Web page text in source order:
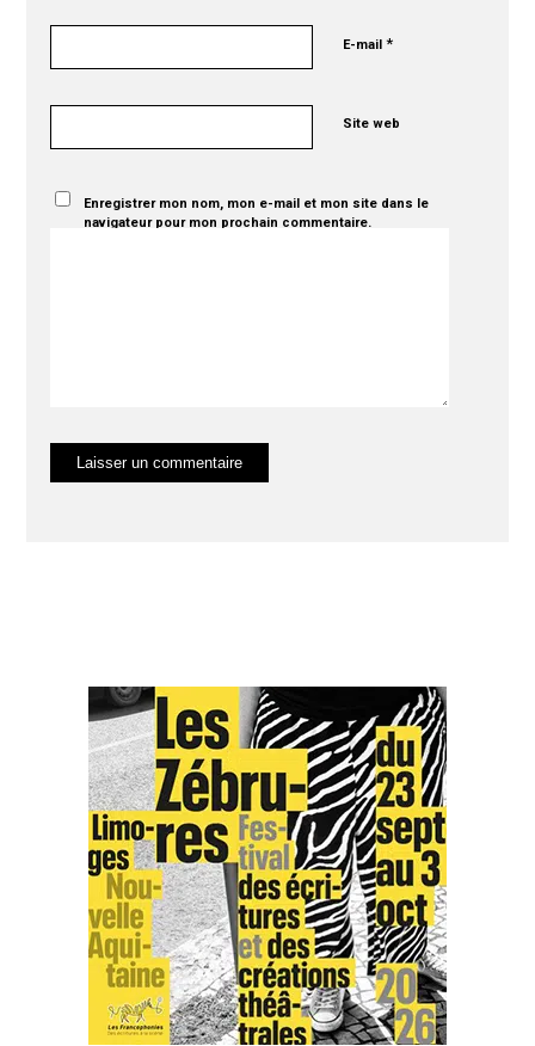
E-mail*
Site web
Enregistrer mon nom, mon e-mail et mon site dans le
navigateur pour mon prochain commentaire.